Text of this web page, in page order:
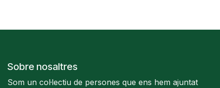
Sobre nosaltres
Som un col·lectiu de persones que ens hem ajuntat